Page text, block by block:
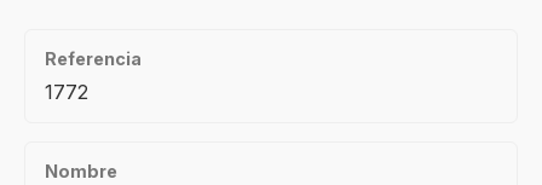
Referencia
1772
Nombre